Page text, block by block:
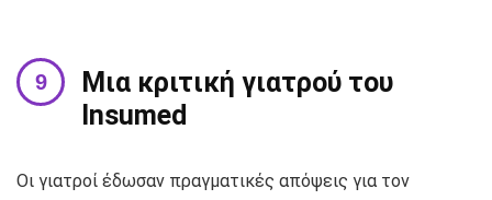
Μια κριτική γιατρού του
Insumed
Οι γιατροί έδωσαν πραγματικές απόψεις για τον